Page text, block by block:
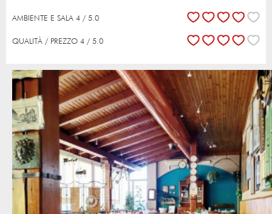
AMBIENTE E SALA 4 / 5.0
QUALITÀ / PREZZO 4 / 5.0